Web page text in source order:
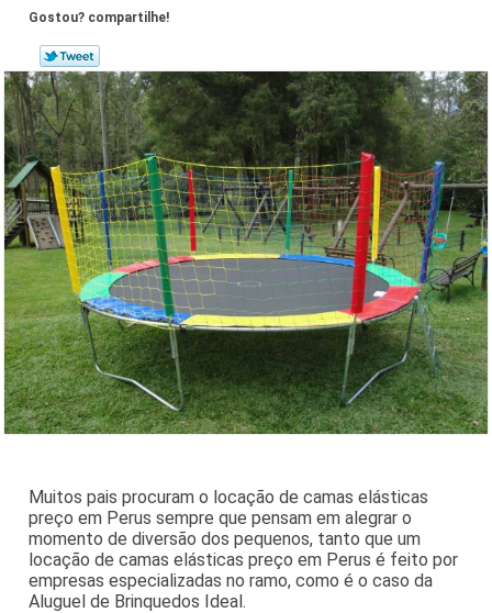
Gostou? compartilhe!
Muitos pais procuram o locação de camas elásticas
preço em Perus sempre que pensam em alegrar o
momento de diversão dos pequenos, tanto que um
locação de camas elásticas preço em Perus é feito por
empresas especializadas no ramo, como é o caso da
Aluguel de Brinquedos Ideal.